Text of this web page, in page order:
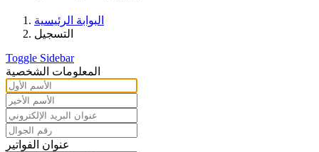
البوابة الرئيسية
التسجيل
Toggle Sidebar
المعلومات الشخصية
عنوان الفواتير